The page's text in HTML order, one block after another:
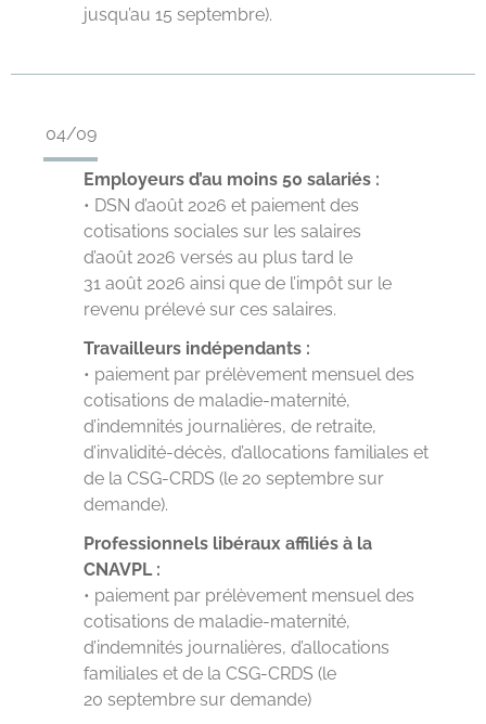
jusqu’au 15 septembre).
04/09
Employeurs d’au moins 50 salariés :
• DSN d’août 2026 et paiement des
cotisations sociales sur les salaires
d’août 2026 versés au plus tard le
31 août 2026 ainsi que de l’impôt sur le
revenu prélevé sur ces salaires.
Travailleurs indépendants :
• paiement par prélèvement mensuel des
cotisations de maladie-maternité,
d’indemnités journalières, de retraite,
d’invalidité-décès, d’allocations familiales et
de la CSG-CRDS (le 20 septembre sur
demande).
Professionnels libéraux affiliés à la
CNAVPL :
• paiement par prélèvement mensuel des
cotisations de maladie-maternité,
d’indemnités journalières, d’allocations
familiales et de la CSG-CRDS (le
20 septembre sur demande)